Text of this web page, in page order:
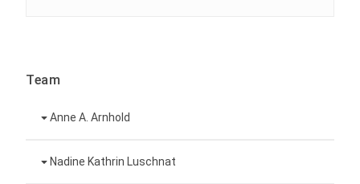
Team
Anne A. Arnhold
Technische Mitarbeiterin
Nadine Kathrin Luschnat